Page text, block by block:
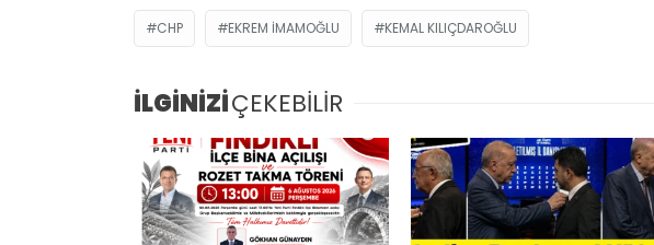
CHP EKREM IMAMOĞLU KEMAL KILIÇDAROĞLU
İLGİNİZİÇEKEBİLİR